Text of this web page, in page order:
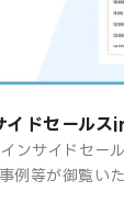
イドセール
ンサイドセー
事例等が御覧い